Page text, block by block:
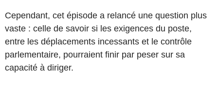
Cependant, cet épisode a relancé une question plus
vaste : celle de savoir si les exigences du poste,
entre les déplacements incessants et le contrôle
parlementaire, pourraient finir par peser sur sa
capacité à diriger.